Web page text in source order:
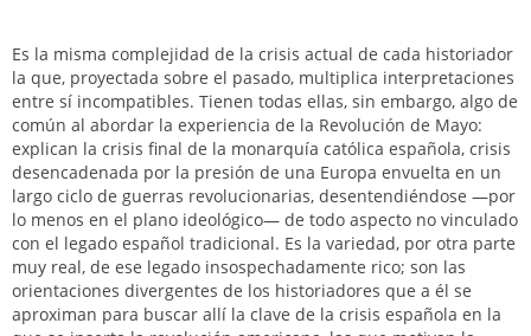
Es la misma complejidad de la crisis actual de cada historiador
la que, proyectada sobre el pasado, multiplica interpretaciones
entre sí incompatibles. Tienen todas ellas, sin embargo, algo de
común al abordar la experiencia de la Revolución de Mayo:
explican la crisis final de la monarquía católica española, crisis
desencadenada por la presión de una Europa envuelta en un
largo ciclo de gue­rras revolucionarias, desentendiéndose —por
lo menos en el plano ideológico— de todo aspecto no vinculado
con el legado español tradicional. Es la variedad, por otra parte
muy real, de ese legado insospechadamente rico; son las
orientaciones divergentes de los historiadores que a él se
aproximan para buscar allí la clave de la crisis espa­ñola en la